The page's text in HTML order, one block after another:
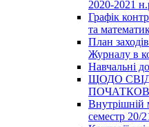
2020-2021
Графік
та
План
Журналу в
Навчальні
ЩОДО
Внутрішній
семестр 20/